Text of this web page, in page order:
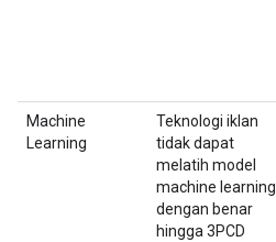
Machine
Learning
Teknologi iklan
tidak dapat
melatih model
machine learning
dengan benar
hingga 3PCD